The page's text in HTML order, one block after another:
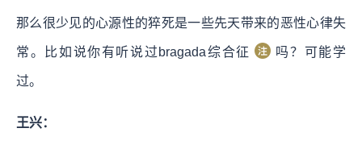
那么很少见的心源性的猝死是一些先天带来的恶性心律失
常。比如说你有听说过bragada综合征 吗？可能学
过。
王兴：